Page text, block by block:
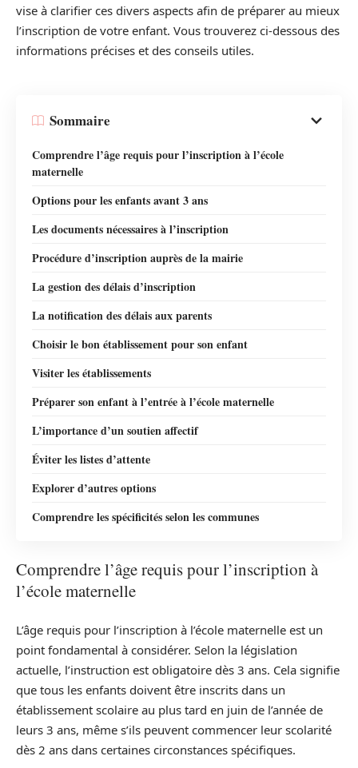
vise à clarifier ces divers aspects afin de préparer au mieux
l’inscription de votre enfant. Vous trouverez ci-dessous des
informations précises et des conseils utiles.
Sommaire
Comprendre l’âge requis pour l’inscription à l’école
maternelle
Options pour les enfants avant 3 ans
Les documents nécessaires à l’inscription
Procédure d’inscription auprès de la mairie
La gestion des délais d’inscription
La notification des délais aux parents
Choisir le bon établissement pour son enfant
Visiter les établissements
Préparer son enfant à l’entrée à l’école maternelle
L’importance d’un soutien affectif
Éviter les listes d’attente
Explorer d’autres options
Comprendre les spécificités selon les communes
Comprendre l’âge requis pour l’inscription à
l’école maternelle
L’âge requis pour l’inscription à l’école maternelle est un
point fondamental à considérer. Selon la législation
actuelle, l’instruction est obligatoire dès 3 ans. Cela signifie
que tous les enfants doivent être inscrits dans un
établissement scolaire au plus tard en juin de l’année de
leurs 3 ans, même s’ils peuvent commencer leur scolarité
dès 2 ans dans certaines circonstances spécifiques.